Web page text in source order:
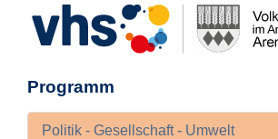
Programm
Politik - Gesellschaft - Umwelt